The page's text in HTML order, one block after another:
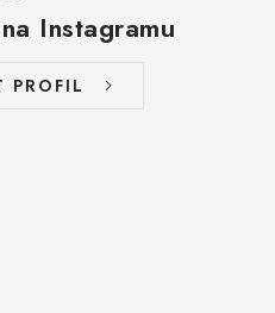
Instagramu
PROFIL